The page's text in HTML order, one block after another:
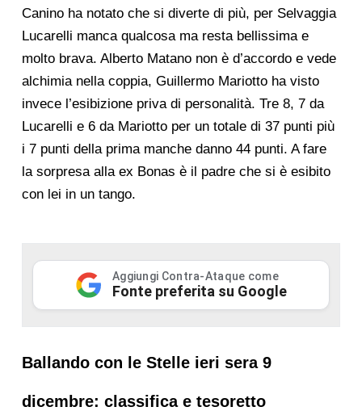
Canino ha notato che si diverte di più, per Selvaggia
Lucarelli manca qualcosa ma resta bellissima e
molto brava. Alberto Matano non è d’accordo e vede
alchimia nella coppia, Guillermo Mariotto ha visto
invece l’esibizione priva di personalità. Tre 8, 7 da
Lucarelli e 6 da Mariotto per un totale di 37 punti più
i 7 punti della prima manche danno 44 punti. A fare
la sorpresa alla ex Bonas è il padre che si è esibito
con lei in un tango.
Aggiungi Contra-Ataque come
Fonte preferita su Google
Ballando con le Stelle ieri sera 9
dicembre: classifica e tesoretto